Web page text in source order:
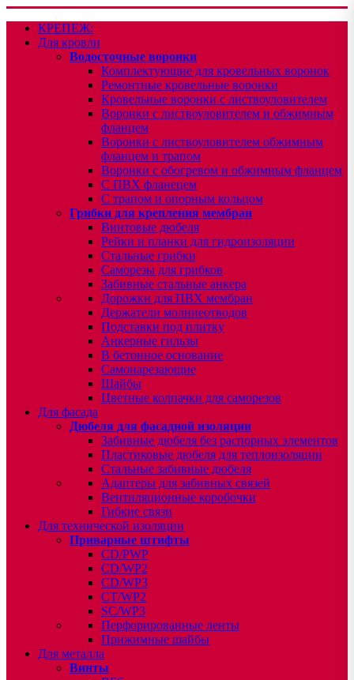
КРЕПЕЖ:
Для кровли
Водосточные воронки
Комплектующие для кровельных воронок
Ремонтные кровельные воронки
Кровельные воронки с листвоуловителем
Воронки с листвоуловителем и обжимным
фланцем
Воронки с листвоуловителем обжимным
фланцем и трапом
Воронки с обогревом и обжимным фланцем
С ПВХ фланецем
С трапом и опорным кольцом
Грибки для крепления мембран
Винтовые дюбеля
Рейки и планки для гидроизоляции
Стальные грибки
Саморезы для грибков
Забивные стальные анкера
Дорожки для ПВХ мембран
Держатели молниеотводов
Подставки под плитку
Анкерные гильзы
В бетонное основание
Самонарезающие
Шайбы
Цветные колпачки для саморезов
Для фасада
Дюбеля для фасадной изоляции
Забивные дюбеля без распорных элементов
Пластиковые дюбеля для теплоизоляции
Стальные забивные дюбеля
Адаптеры для забивных связей
Вентиляционные коробочки
Гибкие связи
Для технической изоляции
Приварные штифты
CD/PWP
CD/WP2
CD/WP3
CT/WP2
SC/WP3
Перфорированные ленты
Прижимные шайбы
Для металла
Винты